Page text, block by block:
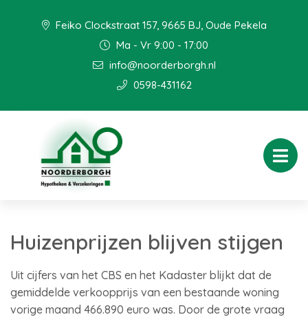
Feiko Clockstraat 157, 9665 BJ, Oude Pekela
Ma - Vr 9:00 - 17:00
info@noorderborgh.nl
0598-431162
Huizenprijzen blijven stijgen
Uit cijfers van het CBS en het Kadaster blijkt dat de
gemiddelde verkoopprijs van een bestaande woning
vorige maand 466.890 euro was. Door de grote vraag